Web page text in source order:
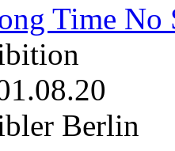
Time No
Berlin